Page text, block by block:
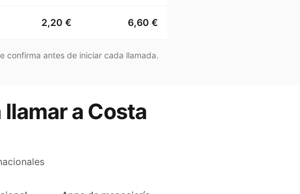
2,20 € 6,60 €
confirma antes de iniciar cada llamada.
a Costa